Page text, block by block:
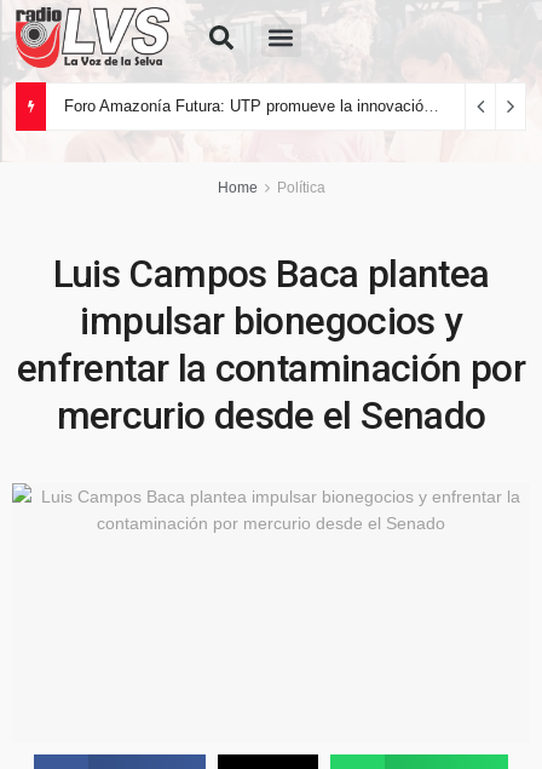
Home Política
Luis Campos Baca plantea
impulsar bionegocios y
enfrentar la contaminación por
mercurio desde el Senado